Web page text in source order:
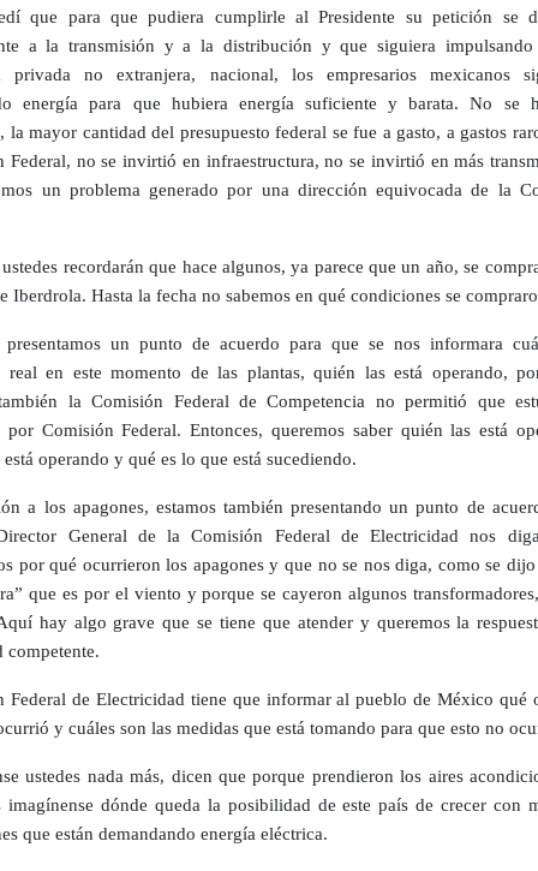
que para que pudiera cumplirle al Presidente su petición se
a la transmisión y a la distribución y que siguiera
privada no extranjera, nacional, los empresarios mexicanos
energía para que hubiera energía suficiente y barata. No se
la mayor cantidad del presupuesto federal se fue a gasto, a gastos
Federal, no se invirtió en infraestructura, no se invirtió en más
un problema generado por una dirección equivocada de la
recordarán que hace algunos, ya parece que un año, se
Iberdrola. Hasta la fecha no sabemos en qué condiciones se
presentamos un punto de acuerdo para que se nos informara
real en este momento de las plantas, quién las está operando,
la Comisión Federal de Competencia no permitió que
por Comisión Federal. Entonces, queremos saber quién las está
operando y qué es lo que está sucediendo.
a los apagones, estamos también presentando un punto de
General de la Comisión Federal de Electricidad nos
por qué ocurrieron los apagones y que no se nos diga, como se
que es por el viento y porque se cayeron algunos
hay algo grave que se tiene que atender y queremos la
competente.
Federal de Electricidad tiene que informar al pueblo de México qué
y cuáles son las medidas que está tomando para que esto no
ustedes nada más, dicen que porque prendieron los aires
imagínense dónde queda la posibilidad de este país de crecer con
que están demandando energía eléctrica.